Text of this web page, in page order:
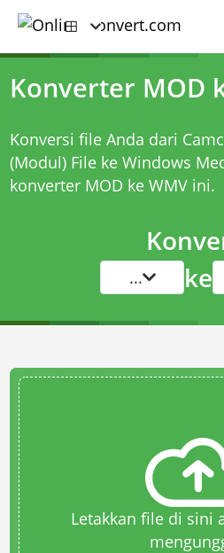
Konverter MOD
Konversi file Anda dari
(Modul) File ke Windows
konverter MOD ke WMVini.
... ke
Letakkan file di sini